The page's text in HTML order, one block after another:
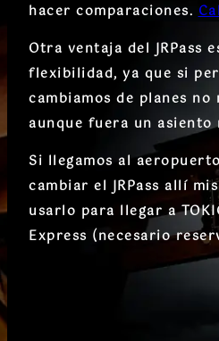
hacer comparaciones.
Otra ventaja del JRPass
flexibilidad, ya que si
cambiamos de planes
aunque fuera un asiento
Si llegamos al
cambiar el JRPass allí
usarlo para llegar a
Express (necesario